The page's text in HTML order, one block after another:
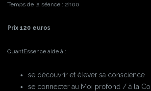
Temps de la séance : 2h00
Prix 120 euros
QuantEssence aide à :
se découvrir et élever sa conscience
se connecter au Moi profond / à la